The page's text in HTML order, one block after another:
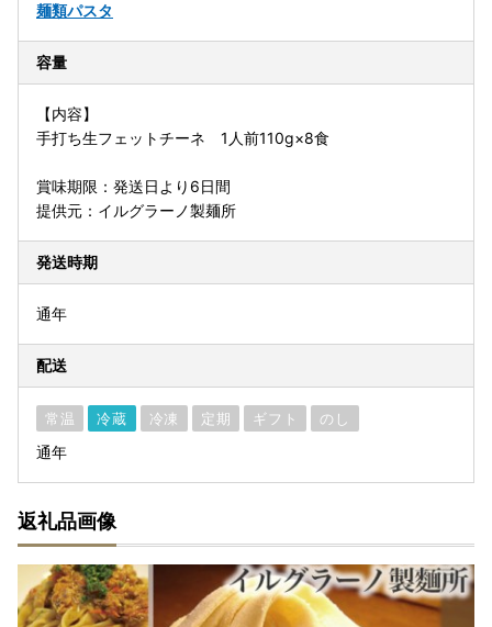
麺類パスタ
容量
【内容】
手打ち生フェットチーネ 1人前110g×8食
賞味期限：発送日より6日間
提供元：イルグラーノ製麺所
発送時期
通年
配送
常温 冷蔵 冷凍 定期 ギフト のし
通年
返礼品画像